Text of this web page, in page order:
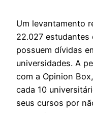
Um levantamento
22.027 estudantes
possuem dívidas
universidades. A
com a Opinion
cada 10
seus cursos por